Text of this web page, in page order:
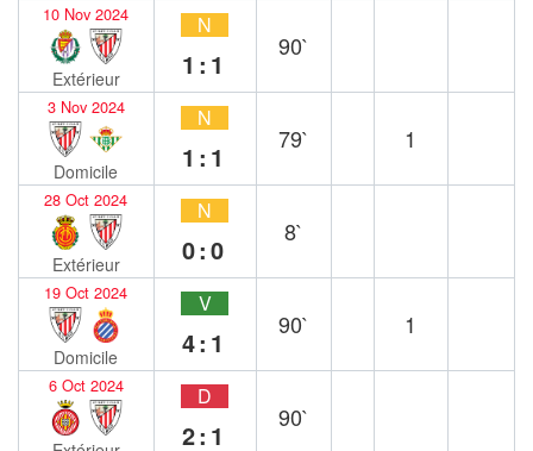
10 Nov 2024
Extérieur
N
1:1
90`
3 Nov 2024
Domicile
N
1:1
79` 1
28 Oct 2024
Extérieur
N
0:0
8`
19 Oct 2024
Domicile
V
4:1
90` 1
6 Oct 2024 D
2:1
90`